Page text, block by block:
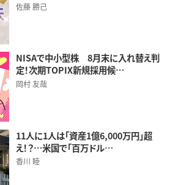
佐藤 勝己
NISAで中小型株 8月末に入れ替え判
定！次期TOPIX新規採用候…
岡村 友哉
11人に1人は「資産1億6,000万円」超
え！？…米国で「百万ドル…
香川 睦